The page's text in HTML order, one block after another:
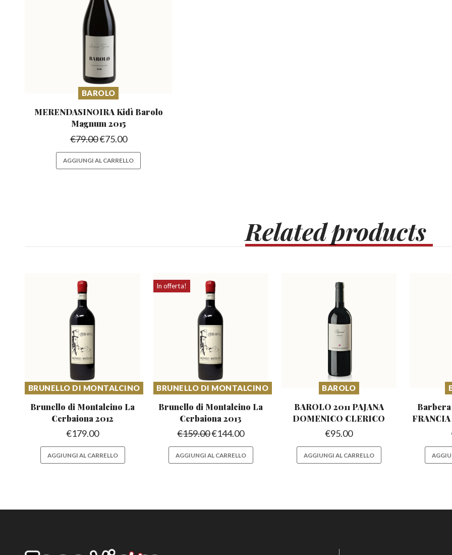
BAROLO
MERENDASINOIRA Kidì Barolo
Magnum 2015
€79.00€75.00
AGGIUNGI AL CARRELLO
Relatedproducts
BRUNELLO DI MONTALCINO
Brunello di Montalcino La
Cerbaiona 2012
€179.00
AGGIUNGI AL CARRELLO
In offerta!
BRUNELLO DI MONTALCINO
Brunello di Montalcino La
Cerbaiona 2013
€159.00€144.00
AGGIUNGI AL CARRELLO
BAROLO
BAROLO 2011 PAJANA
DOMENICO CLERICO
€95.00
AGGIUNGI AL CARRELLO
Barbera